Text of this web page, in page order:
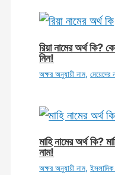
রিয়া নামের অর্থ কি?
নিন!
অক্ষর অনুযায়ী নাম,মেয়েদের
মাহি নামের অর্থ কি?
নাম!
অক্ষর অনুযায়ী নাম,ইসলামিক